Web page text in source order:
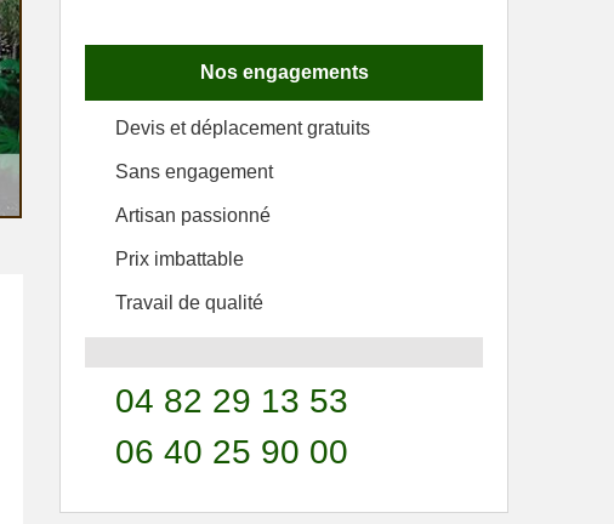
Nos engagements
Devis et déplacement gratuits
Sans engagement
Artisan passionné
Prix imbattable
Travail de qualité
04 82 29 13 53
06 40 25 90 00